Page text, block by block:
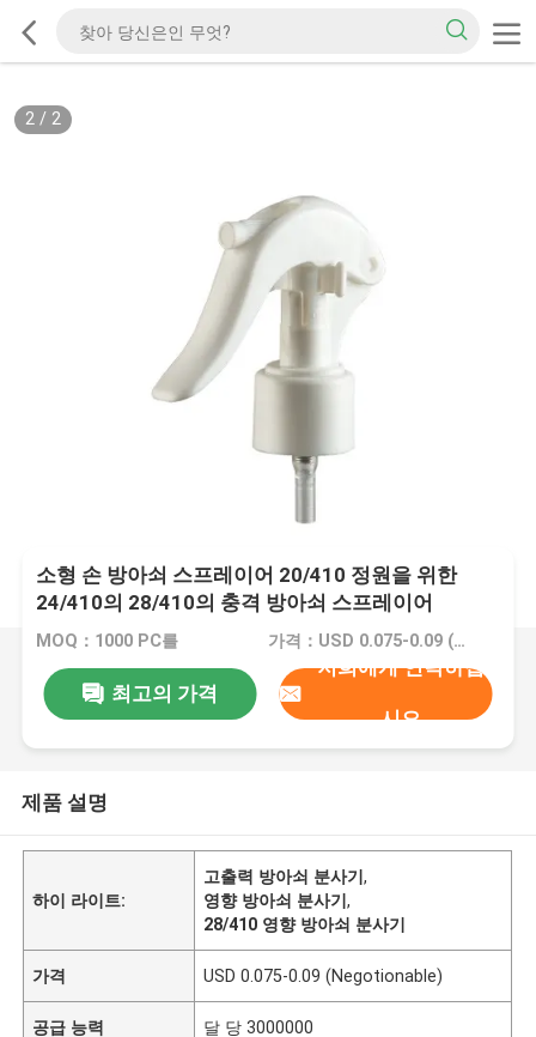
2/ 2
소형 손 방아쇠 스프레이어 20/410 정원을 위한
24/410의 28/410의 충격 방아쇠 스프레이어
MOQ：1000 PC를 가격：USD 0.075-0.09 (Negotionable)
최고의 가격
저희에게 연락하십
시오
제품 설명
하이 라이트:
고출력 방아쇠 분사기,
영향 방아쇠 분사기,
28/410 영향 방아쇠 분사기
가격 USD 0.075-0.09 (Negotionable)
공급 능력 달 당 3000000